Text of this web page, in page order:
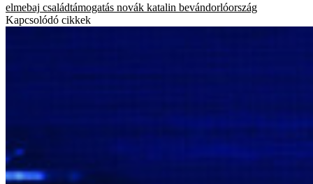
elmebaj családtámogatás novák katalin bevándorlóország
Kapcsolódó cikkek